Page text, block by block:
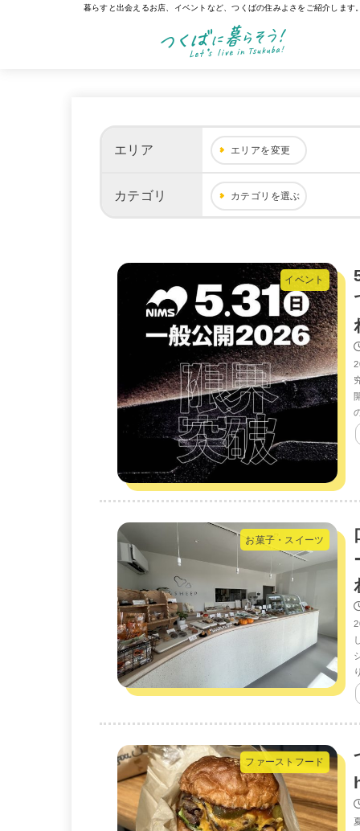
暮らすと出会えるお店、イベントなど、つくばの住みよさをご紹介します
エリア エリアを変更
カテゴリ カテゴリを選ぶ
イベント
お菓子・スイーツ
ファーストフード